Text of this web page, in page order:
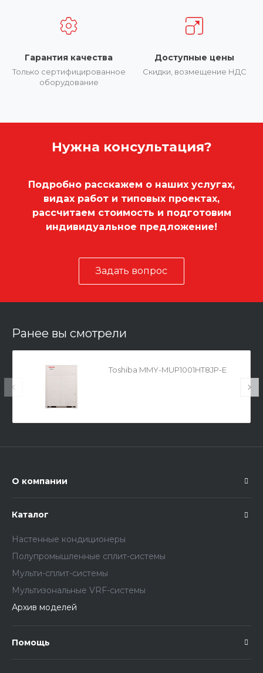
Гарантия качества
Только сертифицированное
оборудование
Доступные цены
Скидки, возмещение НДС
Нужна консультация?
Подробно расскажем о наших услугах,
видах работ и типовых проектах,
рассчитаем стоимость и подготовим
индивидуальное предложение!
Задать вопрос
Ранее вы смотрели
Toshiba MMY-MUP1001HT8JP-E
О компании
Каталог
Настенные кондиционеры
Полупромышленные сплит-системы
Мульти-сплит-системы
Мультизональные VRF-системы
Архив моделей
Помощь